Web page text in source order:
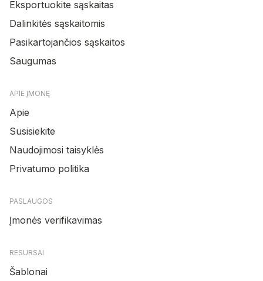
Eksportuokite sąskaitas
Dalinkitės sąskaitomis
Pasikartojančios sąskaitos
Saugumas
APIE ĮMONĘ
Apie
Susisiekite
Naudojimosi taisyklės
Privatumo politika
PASLAUGOS
Įmonės verifikavimas
RESURSAI
Šablonai